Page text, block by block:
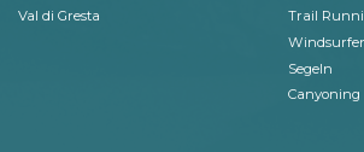
Val di Gresta
Trail
Segeln
Canyoning